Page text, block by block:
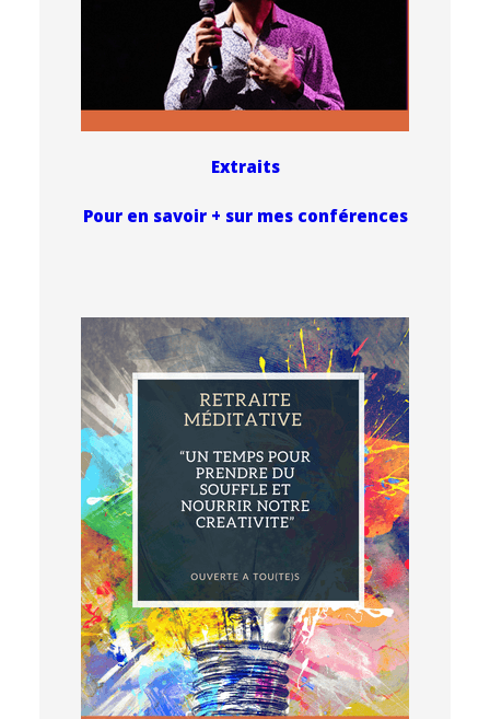
Extraits
Pour en savoir + sur mes conférences